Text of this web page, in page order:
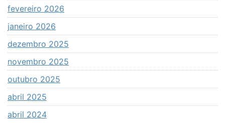
fevereiro 2026
janeiro 2026
dezembro 2025
novembro 2025
outubro 2025
abril 2025
abril 2024